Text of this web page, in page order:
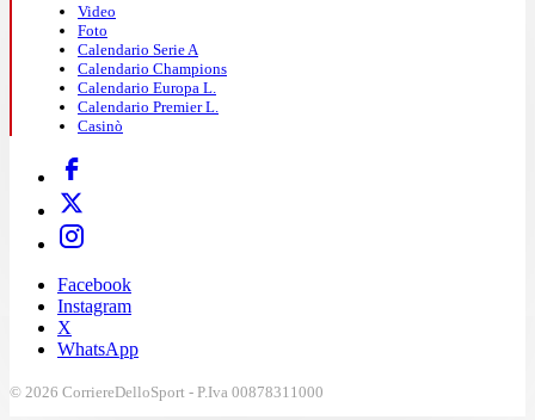
Video
Foto
Calendario Serie A
Calendario Champions
Calendario Europa L.
Calendario Premier L.
Casinò
Facebook
Instagram
X
WhatsApp
© 2026 CorriereDelloSport - P.Iva 00878311000